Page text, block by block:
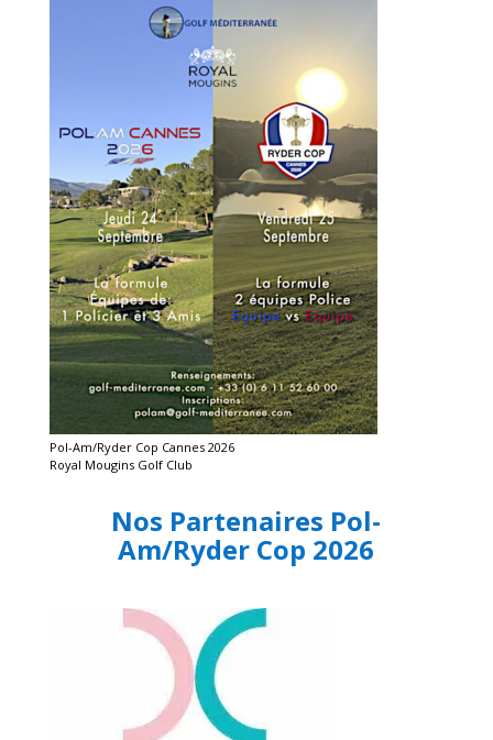
Pol-Am/Ryder Cop Cannes 2026
Royal Mougins Golf Club
Nos Partenaires Pol-
Am/Ryder Cop 2026